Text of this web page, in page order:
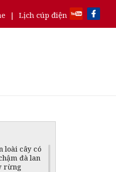
| Lịch cúp điện
loài cây có
đà lan
rừng